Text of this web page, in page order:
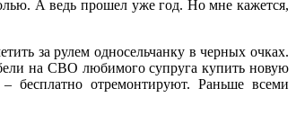
А ведь прошел уже год. Но мне кажется,
за рулем односельчанку в черных очках.
на СВО любимого супруга купить новую
отремонтируют. Раньше всеми